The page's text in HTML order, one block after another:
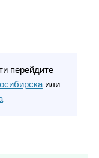
перейдите
или